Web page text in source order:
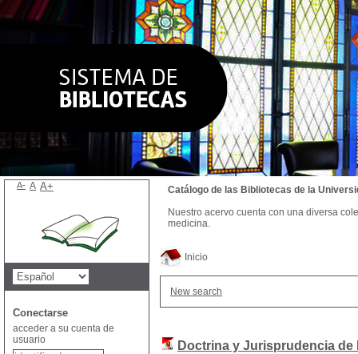
Inicio
New search
Doctrina y Jurisprudencia de
Catálogo de las Bibliotecas de la
Nuestro acervo cuenta con una diversa
medicina.
A- A A+
Conectarse
acceder a su cuenta de
usuario